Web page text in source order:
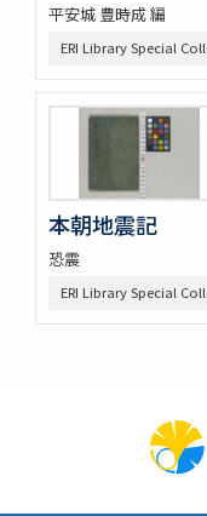
平安城 豊時成 編
ERI Library Special
本朝地震記
恐震
ERI Library Special